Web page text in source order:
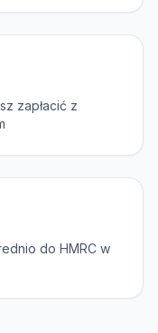
zapłacić z
do HMRC w